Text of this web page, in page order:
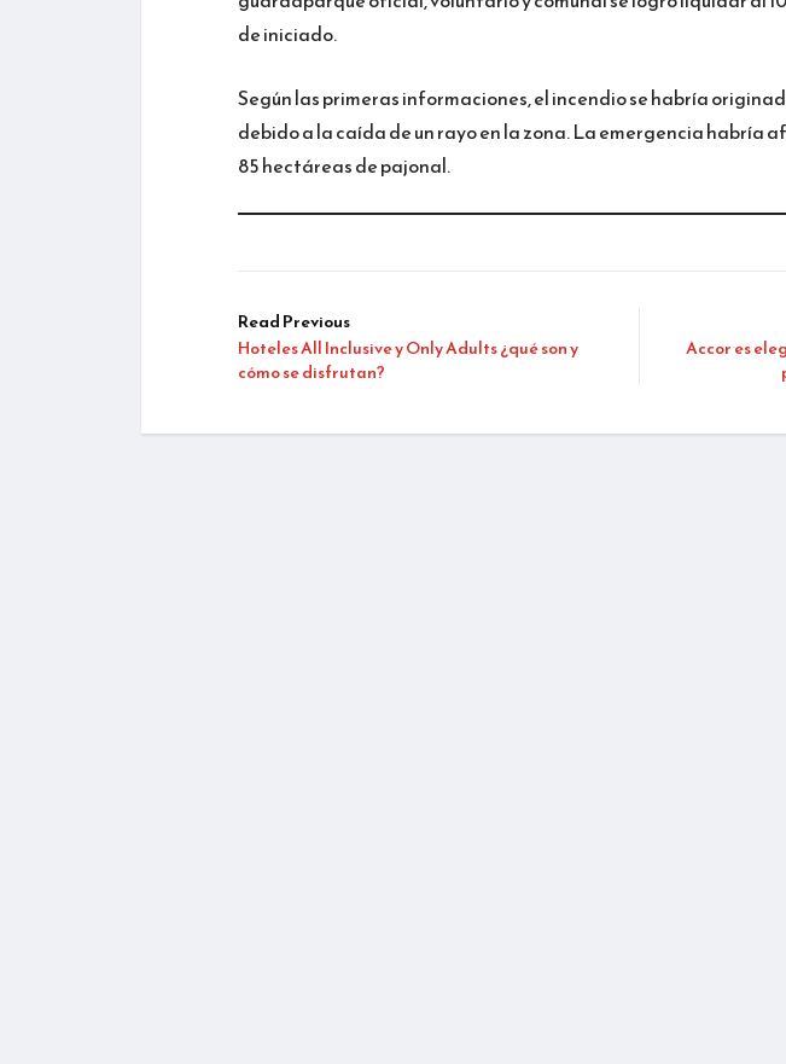
de iniciado.
Según las primeras informaciones, el incendio se habría
debido a la caída de un rayo en la zona. La emergencia
85 hectáreas de pajonal.
Read Previous
Hoteles All Inclusive y Only Adults ¿qué son y
cómo se disfrutan?
Accor es